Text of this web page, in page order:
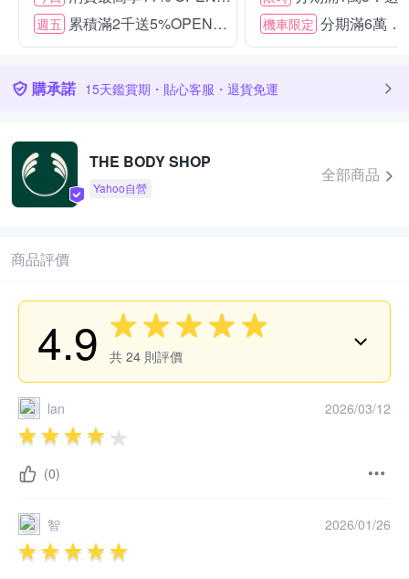
週五 累積滿2千送5%OPENPOINT 機車限定 分期滿6萬．
購承諾 15天鑑賞期・貼心客服・退貨免運
THE BODY SHOP
Yahoo自營
全部商品
商品評價
4.9 共 24 則評價
lan 2026/03/12
(0)
智 2026/01/26